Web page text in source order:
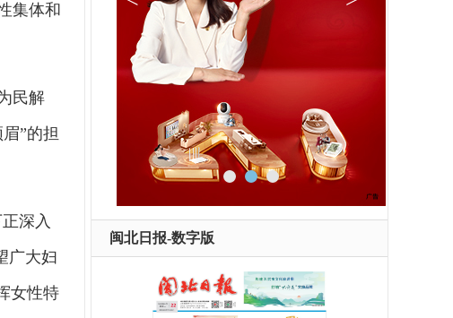
集体和
民解
”的担
深入
广大妇
女性特
闽北日报-数字版